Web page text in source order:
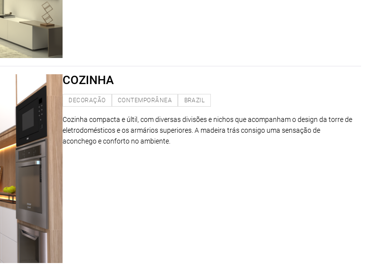
COZINHA
DECORAÇÃO CONTEMPORÂNEA BRAZIL
Cozinha compacta e últil, com diversas divisões e nichos que acompanham o design da torre de
eletrodomésticos e os armários superiores. A madeira trás consigo uma sensação de
aconchego e conforto no ambiente.